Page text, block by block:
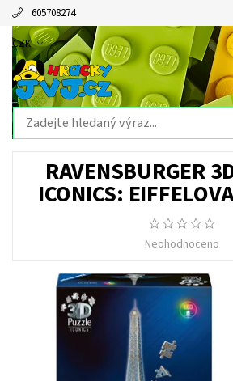
605708274
CZK
RAVENSBURGER
ICONICS:
Neohodnoceno